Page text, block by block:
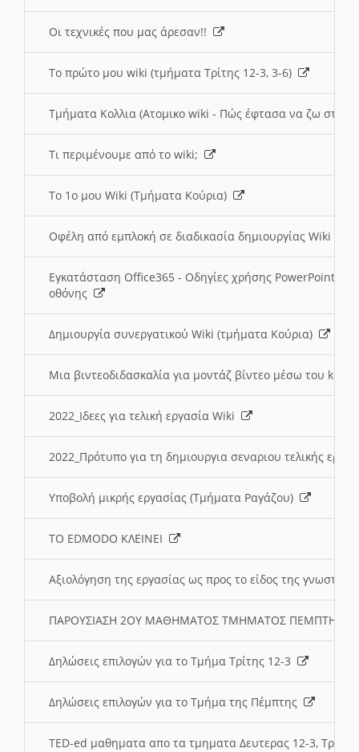
Οι τεχνικές που μας άρεσαν!!
Το πρώτο μου wiki (τμήματα Τρίτης 12-3, 3-6)
Τμήματα Κολλια (Ατομικο wiki - Πώς έφτασα να ζω στην
Τι περιμένουμε από το wiki;
Το 1ο μου Wiki (Τμήματα Κούρια)
Οφέλη από εμπλοκή σε διαδικασία δημιουργίας Wiki
Εγκατάσταση Office365 - Οδηγίες χρήσης PowerPoint
οθόνης
Δημιουργία συνεργατικού Wiki (τμήματα Κούρια)
Μια βιντεοδιδασκαλία για μοντάζ βίντεο μέσω του
2022_Ιδεες για τελική εργασία Wiki
2022_Πρότυπο για τη δημιουργια σεναριου τελικής
Υποβολή μικρής εργασίας (Τμήματα Ραγάζου)
ΤΟ EDMODO ΚΛΕΙΝΕΙ
Αξιολόγηση της εργασίας ως προς το είδος της
ΠΑΡΟΥΣΙΑΣΗ 2ΟΥ ΜΑΘΗΜΑΤΟΣ ΤΜΗΜΑΤΟΣ
Δηλώσεις επιλογών για το Τμήμα Τρίτης 12-3
Δηλώσεις επιλογών για το Τμήμα της Πέμπτης
TED-ed μαθηματα απο τα τμηματα Δευτερας 12-3,